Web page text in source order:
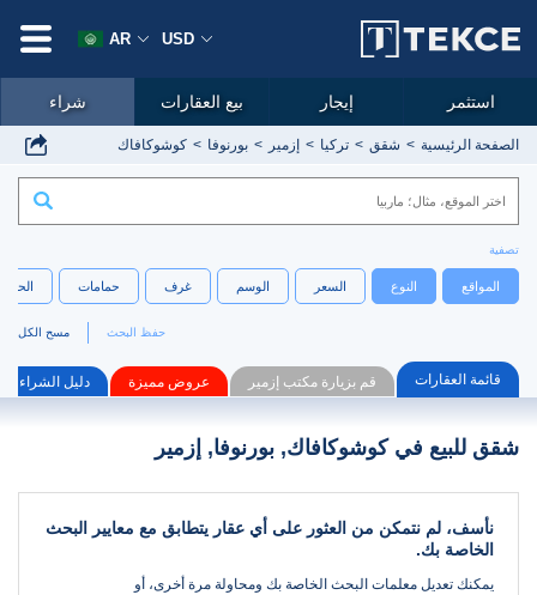
الصفحة الرئيسية شقق تركيا إزمير بورنوفا كوشوكافاك
تصفية
المواقع النوع السعر الوسم غرف حمامات الحجم
مسح الكل حفظ البحث
قائمة العقارات قم بزيارة مكتب إزمير عروض مميزة دليل الشراء
شقق للبيع في كوشوكافاك, بورنوفا, إزمير
نأسف، لم نتمكن من العثور على أي عقار يتطابق مع معايير البحث
الخاصة بك.
يمكنك تعديل معلمات البحث الخاصة بك ومحاولة مرة أخرى، أو
USD
AR
شراء بيع العقارات إيجار استثمر